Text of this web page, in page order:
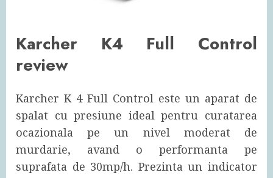
Karcher K4 Full Control
review
Karcher K 4 Full Control este un aparat de
spalat cu presiune ideal pentru curatarea
ocazionala pe un nivel moderat de
murdarie, avand o performanta pe
suprafata de 30mp/h. Prezinta un indicator